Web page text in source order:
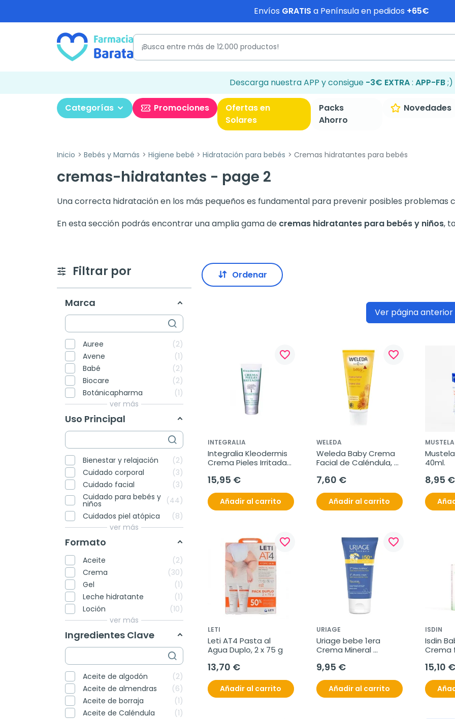
Envíos GRATIS a Península en pedidos +65€
Descarga nuestra APP y consigue -3€ EXTRA: APP-FB;)
Categorías Promociones
Ofertas en
Solares
Packs
Ahorro
Novedades
Inicio Bebés y Mamás Higiene bebé Hidratación para bebés Cremas hidratantes para bebés
cremas-hidratantes - page 2
Una correcta hidratación en los más pequeños es fundamental para prevenir posibles problemas
En esta sección podrás encontrar una amplia gama de cremas hidratantes para bebés y niños,
Filtrar por
Marca
Auree
2
Avene
1
Babé
2
Biocare
2
Botánicapharma
1
ver más
Uso Principal
Bienestar y relajación
2
Cuidado corporal
3
Cuidado facial
3
Cuidado para bebés y
niños
44
Cuidados piel atópica
8
ver más
Formato
Aceite
2
Crema
30
Gel
1
Leche hidratante
1
Loción
10
ver más
Ingredientes Clave
Aceite de algodón
2
Aceite de almendras
6
Aceite de borraja
1
Aceite de Caléndula
1
Ordenar
Ver página anterior
favorite_border
INTEGRALIA
Integralia Kleodermis
Crema Pieles Irritadas
15,95 €
Añadir al carrito
favorite_border
WELEDA
Weleda Baby Crema
Facial de Caléndula,
7,60 €
Añadir al carrito
MUSTELA
40ml.
8,95 €
favorite_border
LETI
Leti AT4 Pasta al
Agua Duplo, 2 x 75 g
13,70 €
Añadir al carrito
favorite_border
URIAGE
Uriage bebe 1era
Crema Mineral
9,95 €
Añadir al carrito
ISDIN
Isdin
Crema
15,10 €